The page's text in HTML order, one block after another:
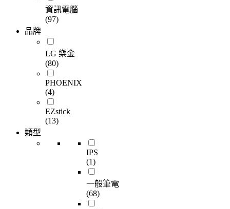
資訊電腦
(97)
品牌
LG 樂金
(80)
PHOENIX
(4)
EZstick
(13)
類型
IPS
(1)
一般筆電
(68)